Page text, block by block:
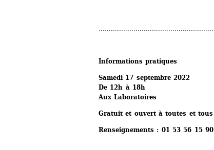
Informations pratiques
Samedi 17 septembre 2022
De 12h à 18h
Aux Laboratoires
Gratuit et ouvert à toutes et tous
Renseignements : 01 53 56 15 90